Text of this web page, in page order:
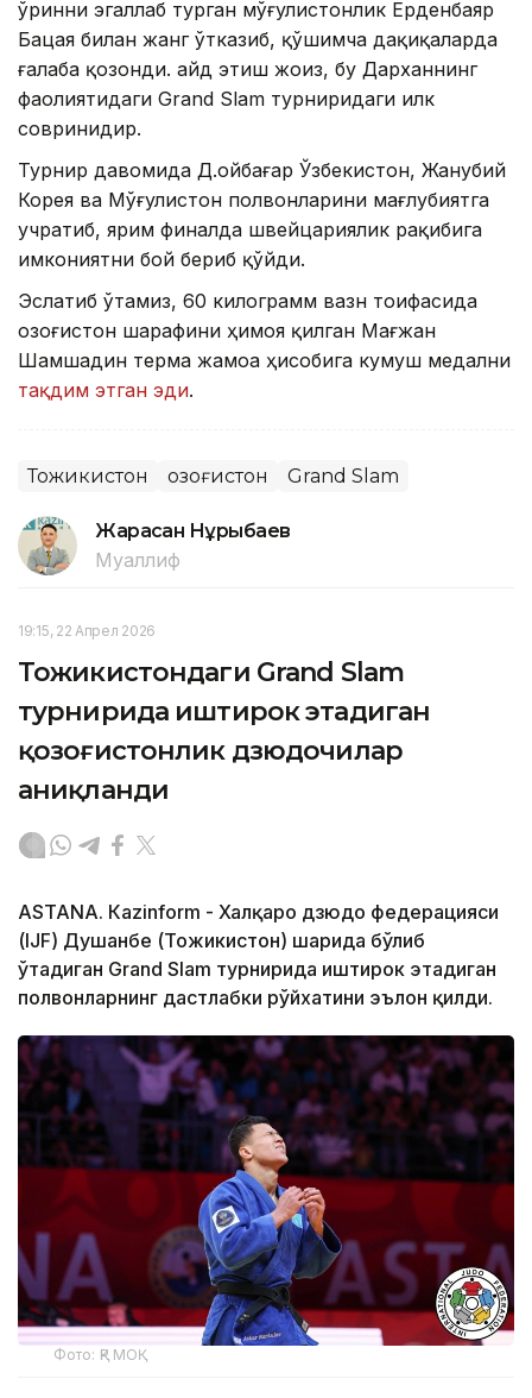
ўринни эгаллаб турган мўғулистонлик Ерденбаяр
Бацая билан жанг ўтказиб, қўшимча дақиқаларда
ғалаба қозонди. Қайд этиш жоиз, бу Дарханнинг
фаолиятидаги Grand Slam турниридаги илк
совринидир.
Турнир давомида Д.Қойбағар Ўзбекистон, Жанубий
Корея ва Мўғулистон полвонларини мағлубиятга
учратиб, ярим финалда швейцариялик рақибига
имкониятни бой бериб қўйди.
Эслатиб ўтамиз, 60 килограмм вазн тоифасида
Қозоғистон шарафини ҳимоя қилган Мағжан
Шамшадин терма жамоа ҳисобига кумуш медални
тақдим этган эди.
Тожикистон Қозоғистон Grand Slam
Жарасқан Нұрыбаев
Муаллиф
19:15, 22 Апрел 2026
Тожикистондаги Grand Slam
турнирида иштирок этадиган
қозоғистонлик дзюдочилар
аниқланди
ASTANА. Кazinform - Халқаро дзюдо федерацияси
(IJF) Душанбе (Тожикистон) шаҳрида бўлиб
ўтадиган Grand Slam турнирида иштирок этадиган
полвонларнинг дастлабки рўйхатини эълон қилди.
Фото: ҚР МОҚ